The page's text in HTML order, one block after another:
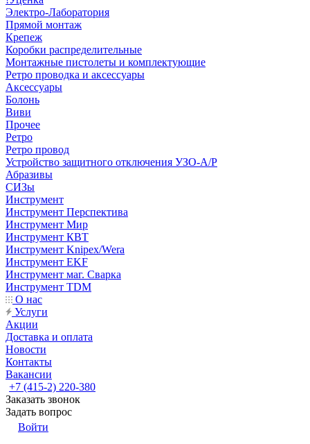
Электро-Лаборатория
Прямой монтаж
Крепеж
Коробки распределительные
Монтажные пистолеты и комплектующие
Ретро проводка и аксессуары
Аксессуары
Болонь
Виви
Прочее
Ретро
Ретро провод
Устройство защитного отключения УЗО-А/Р
Абразивы
СИЗы
Инструмент
Инструмент Перспектива
Инструмент Мир
Инструмент КВТ
Инструмент Knipex/Wera
Инструмент EKF
Инструмент маг. Сварка
Инструмент TDM
О нас
Услуги
Акции
Доставка и оплата
Новости
Контакты
Вакансии
+7 (415-2) 220-380
Заказать звонок
Задать вопрос
Войти